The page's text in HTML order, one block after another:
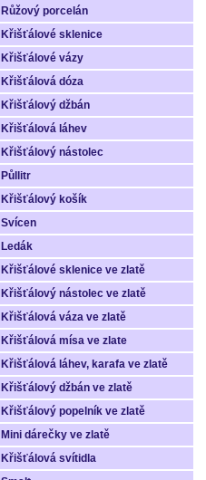
Růžový porcelán
Křišťálové sklenice
Křišťálové vázy
Křišťálová dóza
Křišťálový džbán
Křišťálová láhev
Křišťálový nástolec
Půllitr
Křišťálový košík
Svícen
Ledák
Křišťálové sklenice ve zlatě
Křišťálový nástolec ve zlatě
Křišťálová váza ve zlatě
Křišťálová mísa ve zlate
Křišťálová láhev, karafa ve zlatě
Křišťálový džbán ve zlatě
Křišťálový popelník ve zlatě
Mini dárečky ve zlatě
Křišťálová svítidla